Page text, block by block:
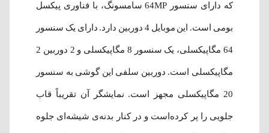
که دارای سنسور 64MP سامسونگ، با فناوری پیکسل
بومی است. این موبایل 4 دوربین دارد. دارای یک سنسور
64 مگاپیکسلی، یک سنسور 8 مگاپیکسلی و 2 دوربین 2
مگاپیکسلی است. دوربین‌ سلفی این گوشی به سنسور
20 مگاپیکسلی مجهز است. نمایشگر آن تقریباً قاب
جلویی را پر کرده‌است و در کنار بدنه‌ی شیشه‌ای جلوه